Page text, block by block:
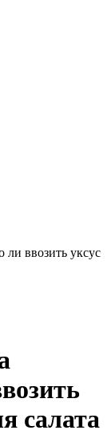
ввозить уксус
салата